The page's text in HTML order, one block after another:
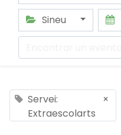
Sineu
Servei:
Extraescolarts
×